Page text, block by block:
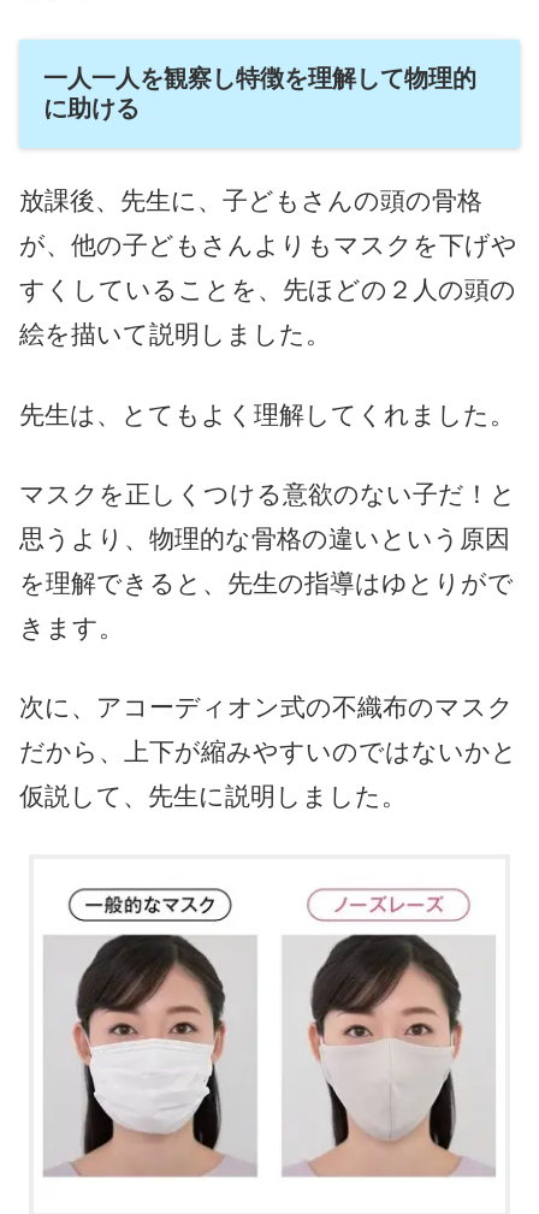
一人一人を観察し特徴を理解して物理的
に助ける
放課後、先生に、子どもさんの頭の骨格
が、他の子どもさんよりもマスクを下げや
すくしていることを、先ほどの２人の頭の
絵を描いて説明しました。
先生は、とてもよく理解してくれました。
マスクを正しくつける意欲のない子だ！と
思うより、物理的な骨格の違いという原因
を理解できると、先生の指導はゆとりがで
きます。
次に、アコーディオン式の不織布のマスク
だから、上下が縮みやすいのではないかと
仮説して、先生に説明しました。